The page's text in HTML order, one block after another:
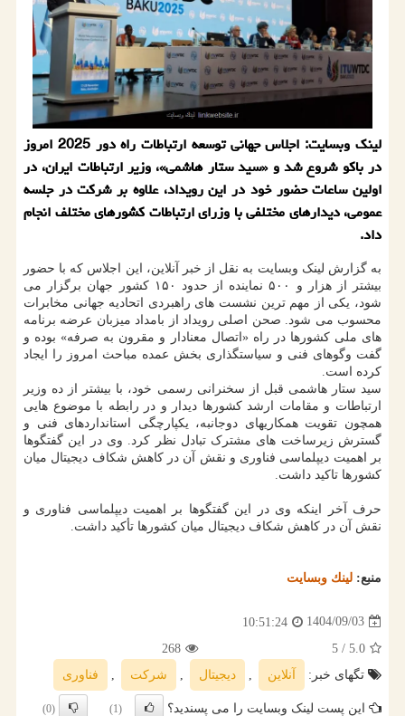
لینک وبسایت: اجلاس جهانی توسعه ارتباطات راه دور 2025 امروز
در باکو شروع شد و «سید ستار هاشمی»، وزیر ارتباطات ایران، در
اولین ساعات حضور خود در این رویداد، علاوه بر شرکت در جلسه
عمومی، دیدارهای مختلفی با وزرای ارتباطات کشورهای مختلف انجام
داد.
به گزارش لینک وبسایت به نقل از خبر آنلاین، این اجلاس که با حضور
بیشتر از هزار و ۵۰۰ نماینده از حدود ۱۵۰ کشور جهان برگزار می
شود، یکی از مهم ترین نشست های راهبردی اتحادیه جهانی مخابرات
محسوب می شود. صحن اصلی رویداد از بامداد میزبان عرضه برنامه
های ملی کشورها در راه «اتصال معنادار و مقرون به صرفه» بوده و
گفت وگوهای فنی و سیاستگذاری بخش عمده مباحث امروز را ایجاد
کرده است.
سید ستار هاشمی قبل از سخنرانی رسمی خود، با بیشتر از ده وزیر
ارتباطات و مقامات ارشد کشورها دیدار و در رابطه با موضوع هایی
همچون تقویت همکاریهای دوجانبه، یکپارچگی استانداردهای فنی و
گسترش زیرساخت های مشترک تبادل نظر کرد. وی در این گفتگوها
بر اهمیت دیپلماسی فناوری و نقش آن در کاهش شکاف دیجیتال میان
کشورها تاکید داشت.
حرف آخر اینکه وی در این گفتگوها بر اهمیت دیپلماسی فناوری و
نقش آن در کاهش شکاف دیجیتال میان کشورها تأکید داشت.
منبع: لینك وبسایت
1404/09/03
10:51:24
5.0
/ 5
268
تگهای خبر:
آنلاین , دیجیتال , شركت , فناوری
این پست لینک وبسایت را می پسندید؟ (1)
(0)